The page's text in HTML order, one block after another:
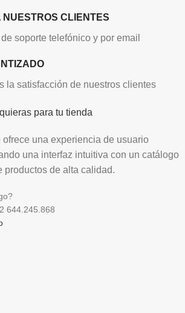
NUESTROS CLIENTES
soporte telefónico y por email
la satisfacción de nuestros clientes
ofrece una experiencia de usuario
una interfaz intuitiva con un catálogo
productos de alta calidad.
644.245.868